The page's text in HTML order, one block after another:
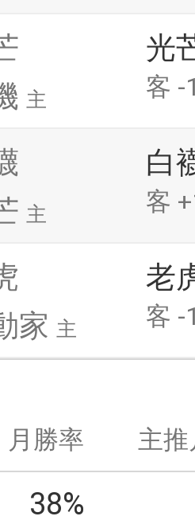
主
光
客 -
主
白
客
家 主
老
客 -
月勝率 主
38%